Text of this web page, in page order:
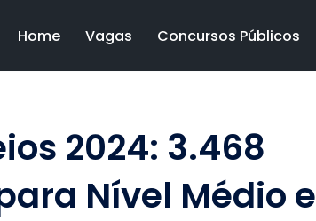
Home Vagas Concursos Públicos
2024: 3.468
Nível Médio e